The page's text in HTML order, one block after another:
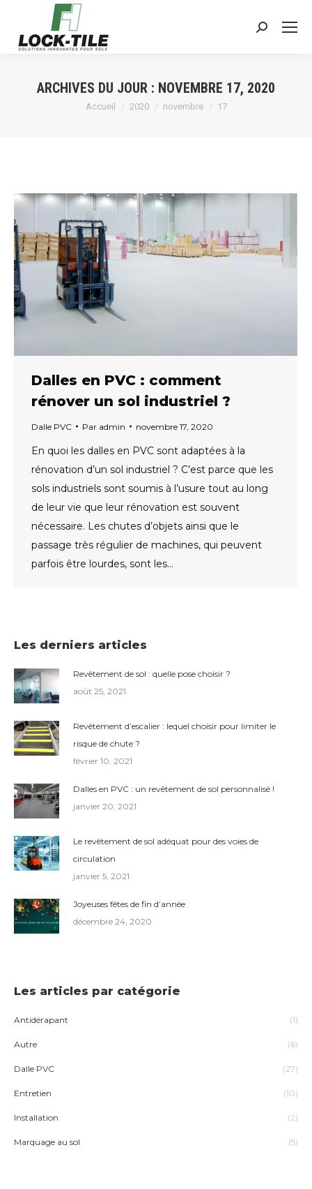
Search:
ARCHIVES DU JOUR : NOVEMBRE 17, 2020
Vous êtes ici :
Accueil 2020 novembre 17
Dalles en PVC : comment
rénover un sol industriel ?
Dalle PVC Par admin novembre 17, 2020
En quoi les dalles en PVC sont adaptées à la
rénovation d’un sol industriel ? C’est parce que les
sols industriels sont soumis à l’usure tout au long
de leur vie que leur rénovation est souvent
nécessaire. Les chutes d’objets ainsi que le
passage très régulier de machines, qui peuvent
parfois être lourdes, sont les…
Les derniers articles
Revêtement de sol : quelle pose choisir ?
août 25, 2021
Revêtement d’escalier : lequel choisir pour limiter le
risque de chute ?
février 10, 2021
Dalles en PVC : un revêtement de sol personnalisé !
janvier 20, 2021
Le revêtement de sol adéquat pour des voies de
circulation
janvier 5, 2021
Joyeuses fêtes de fin d’année
décembre 24, 2020
Les articles par catégorie
Antidérapant (1)
Autre (6)
Dalle PVC (27)
Entretien (10)
Installation (2)
Marquage au sol (5)